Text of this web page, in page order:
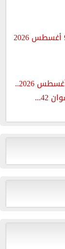
مواقيت الصلاة اليوم الأحد 9 أغسطس 2026
درجات الحرارة اليوم الأحد 9 أغسطس 2026..